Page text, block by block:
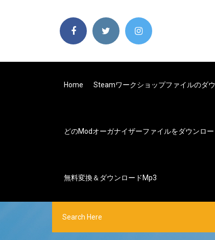
Home Steamワークショップファイルのダ
どのmodオーガナイザーファイルをダウンロ
無料変換＆ダウンロードmp3